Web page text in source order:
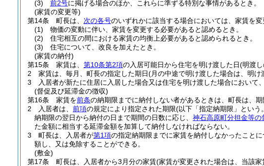
(3)
前2号に掲げる場合のほか、これらに準ずる特別な事情があるとき。
(家賃の変更等)
第14条
町長は、 次の各号のいずれかに該当する場合においては、家賃を変
(1)
物価の変動に伴い、家賃を変更する必要があると認めるとき。
(2)
住宅相互の間における家賃の均衡上必要があると認められるとき。
(3)
住宅について、改良を加えたとき。
(家賃の納付)
第15条
家賃は、 第10条第2項の入居可能日から住宅を明け渡した日(明渡
2
家賃は、毎月、町長の指定した期日(月の中途で明け渡した場合は、明け
3
入居者が新たに住居に入居した場合又は住宅を明け渡した場合におい
(督促及び延滞金の徴収)
第16条
家賃を前条の納期限までに納付しない者があるときは、町長は、
2
入居者は、 前項の規定により指定された期限(以下「指定納期限」という
納期限の翌日から納付の日まで期間の日数に応じ、 神石高原町分担金等の
た金額に相当する延滞金額を加算して納付しなければならない。
3
町長は、入居者が第1項の指定納期限までに家賃を納付しなかったこと
額し、又は免除することができる。
(敷金)
第17条
町長は、入居者から3月分の家賃(家賃が変更された場合は、当該家